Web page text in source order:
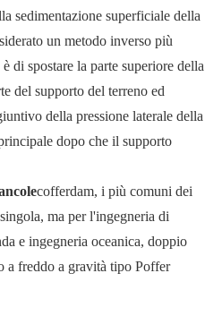
sedimentazione superficiale della
un metodo inverso più
di spostare la parte superiore della
del supporto del terreno ed
della pressione laterale della
dopo che il supporto
cofferdam, i più comuni dei
ma per l'ingegneria di
e ingegneria oceanica, doppio
a freddo a gravità tipo Poffer